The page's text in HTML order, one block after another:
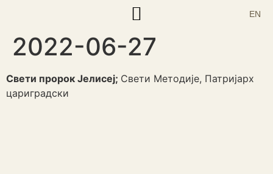
EN
2022-06-27
Свети пророк Јелисеј; Свети Методије, Патријарх
цариградски